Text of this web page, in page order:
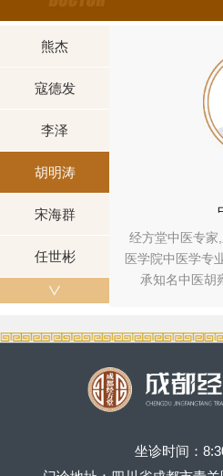
熊杰
寇德发
李泽
胡明涛
宋海群
任世彬
传承人之一，师
生..【详情】
主治中医师，
方堂专家组成
学院主任
坐诊时间：